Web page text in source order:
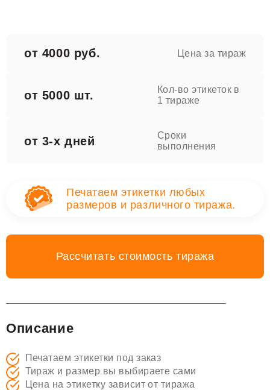
от 4000 руб. Цена за тираж
от 5000 шт.
Кол-во этикеток в
1 тираже
от 3-х дней
Сроки
выполнения
Печатаем этикетки любых
размеров и различного тиража.
Рассчитать стоимость тиража
Описание
Печатаем этикетки под заказ
Тираж и размер вы выбираете сами
Цена на этикетку зависит от тиража